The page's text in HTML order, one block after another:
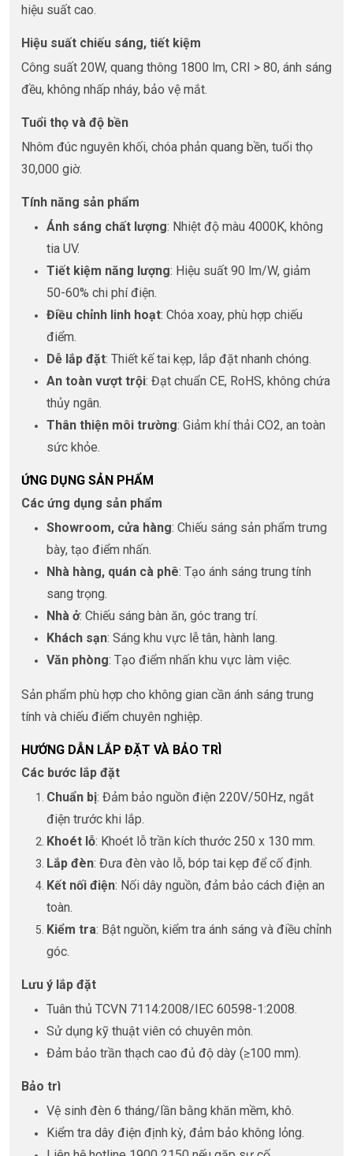
hiệu suất cao.
Hiệu suất chiếu sáng, tiết kiệm
Công suất 20W, quang thông 1800 lm, CRI > 80, ánh sáng
đều, không nhấp nháy, bảo vệ mắt.
Tuổi thọ và độ bền
Nhôm đúc nguyên khối, chóa phản quang bền, tuổi thọ
30,000 giờ.
Tính năng sản phẩm
Ánh sáng chất lượng: Nhiệt độ màu 4000K, không
tia UV.
Tiết kiệm năng lượng: Hiệu suất 90 lm/W, giảm
50-60% chi phí điện.
Điều chỉnh linh hoạt: Chóa xoay, phù hợp chiếu
điểm.
Dễ lắp đặt: Thiết kế tai kẹp, lắp đặt nhanh chóng.
An toàn vượt trội: Đạt chuẩn CE, RoHS, không chứa
thủy ngân.
Thân thiện môi trường: Giảm khí thải CO2, an toàn
sức khỏe.
ỨNG DỤNG SẢN PHẨM
Các ứng dụng sản phẩm
Showroom, cửa hàng: Chiếu sáng sản phẩm trưng
bày, tạo điểm nhấn.
Nhà hàng, quán cà phê: Tạo ánh sáng trung tính
sang trọng.
Nhà ở: Chiếu sáng bàn ăn, góc trang trí.
Khách sạn: Sáng khu vực lễ tân, hành lang.
Văn phòng: Tạo điểm nhấn khu vực làm việc.
Sản phẩm phù hợp cho không gian cần ánh sáng trung
tính và chiếu điểm chuyên nghiệp.
HƯỚNG DẪN LẮP ĐẶT VÀ BẢO TRÌ
Các bước lắp đặt
Chuẩn bị: Đảm bảo nguồn điện 220V/50Hz, ngắt
điện trước khi lắp.
Khoét lỗ: Khoét lỗ trần kích thước 250 x 130 mm.
Lắp đèn: Đưa đèn vào lỗ, bóp tai kẹp để cố định.
Kết nối điện: Nối dây nguồn, đảm bảo cách điện an
toàn.
Kiểm tra: Bật nguồn, kiểm tra ánh sáng và điều chỉnh
góc.
Lưu ý lắp đặt
Tuân thủ TCVN 7114:2008/IEC 60598-1:2008.
Sử dụng kỹ thuật viên có chuyên môn.
Đảm bảo trần thạch cao đủ độ dày (≥100 mm).
Bảo trì
Vệ sinh đèn 6 tháng/lần bằng khăn mềm, khô.
Kiểm tra dây điện định kỳ, đảm bảo không lỏng.